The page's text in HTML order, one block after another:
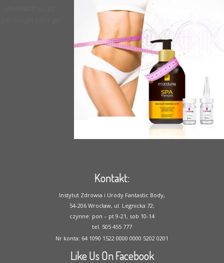
Kontakt:
Instytut Zdrowia i Urody Fantastic Body,
54-206 Wrocław, ul. Legnicka 72;
czynne: pon – pt 9-21, sob 10-14
tel. 505 455 777
Nr konta: 64 1090 1522 0000 0000 5202 0201
Like Us On Facebook